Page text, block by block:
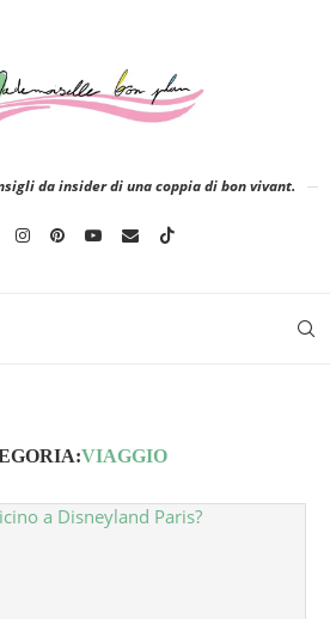
da insider di una coppia di bon vivant.
VIAGGIO